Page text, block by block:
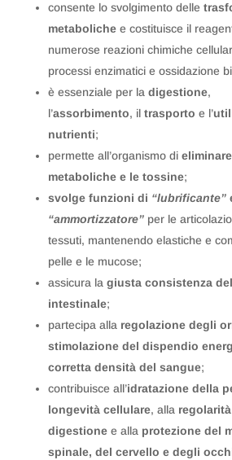
consente lo svolgimento delle
metabolichee costituisce il
numerose reazioni chimiche
processi enzimatici e ossidazione
è essenziale per la digestione,
l’assorbimento, il trasporto e l’
nutrienti;
permette all’organismo di
metaboliche e le tossine;
svolge funzioni di “lubrificante”
“ammortizzatore” per le
tessuti, mantenendo elastiche e
pelle e le mucose;
assicura lagiusta consistenza
intestinale;
partecipa allaregolazione degli
stimolazione del dispendio
corretta densità del sangue;
contribuisce all’idratazione della
longevità cellulare, alla
digestionee alla protezione del
spinale, del cervello e degli